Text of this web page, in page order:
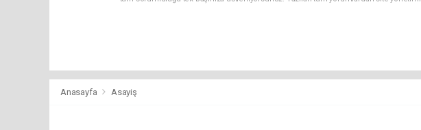
Anasayfa Asayiş